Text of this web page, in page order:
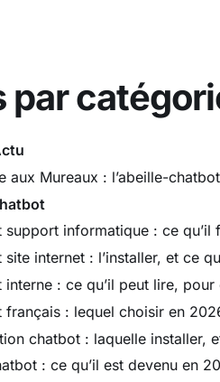
par
aux Mureaux : l’abeille-
support informatique : ce
site internet : l’installer, et ce
interne : ce qu’il peut lire,
français : lequel choisir en
chatbot : laquelle installer,
: ce qu’il est devenu en